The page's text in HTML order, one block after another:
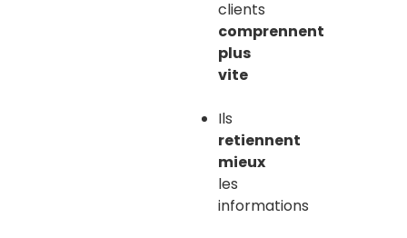
clients
comprennent
plus
vite
Ils
retiennent
mieux
les
informations